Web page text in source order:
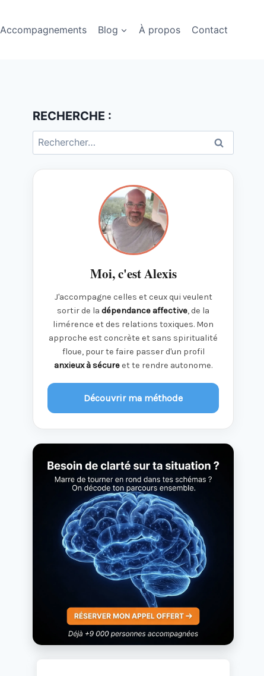
Accompagnements Blog À propos Contact
RECHERCHE :
Rechercher :
Moi, c'est Alexis
J'accompagne celles et ceux qui veulent
sortir de ladépendance affective, de la
limérence et des relations toxiques. Mon
approche est concrète et sans spiritualité
floue, pour te faire passer d'un profil
anxieux à sécureet te rendre autonome.
Découvrir ma méthode